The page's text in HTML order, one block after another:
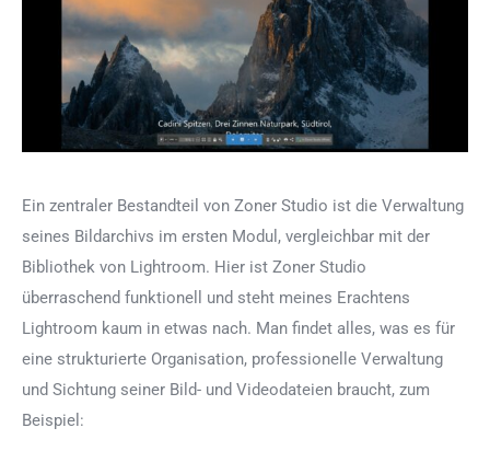
Ein zentraler Bestandteil von Zoner Studio ist die Verwaltung
seines Bildarchivs im ersten Modul, vergleichbar mit der
Bibliothek von Lightroom. Hier ist Zoner Studio
überraschend funktionell und steht meines Erachtens
Lightroom kaum in etwas nach. Man findet alles, was es für
eine strukturierte Organisation, professionelle Verwaltung
und Sichtung seiner Bild- und Videodateien braucht, zum
Beispiel: